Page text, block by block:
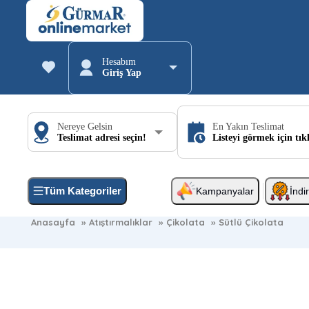
Hesabım
Giriş Yap
Nereye Gelsin
Teslimat adresi seçin!
En Yakın Teslimat
Listeyi görmek için
Tüm Kategoriler Kampanyalar
Anasayfa » Atıştırmalıklar » Çikolata » Sütlü Çikolata